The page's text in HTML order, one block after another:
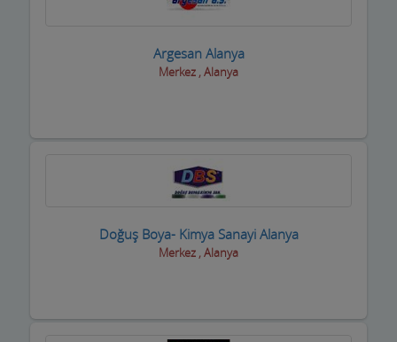
Argesan Alanya
Merkez , Alanya
Doğuş Boya- Kimya Sanayi Alanya
Merkez , Alanya